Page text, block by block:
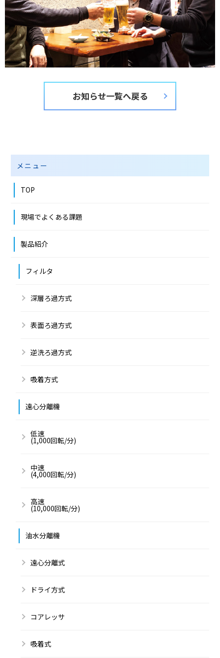
お知らせ一覧へ戻る
メニュー
TOP
現場でよくある課題
製品紹介
フィルタ
深層ろ過方式
表面ろ過方式
逆洗ろ過方式
吸着方式
遠心分離機
低速
(1,000回転/分)
中速
(4,000回転/分)
高速
(10,000回転/分)
油水分離機
遠心分離式
ドライ方式
コアレッサ
吸着式